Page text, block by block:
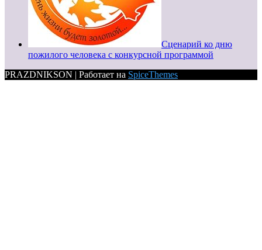
Сценарий ко дню
пожилого человека с конкурсной программой
PRAZDNIKSON | Работает на SpiceThemes